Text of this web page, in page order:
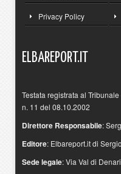
Privacy Policy
ELBAREPORT.IT
Testata registrata al
n. 11 del 08.10.2002
Direttore Responsabile:
Editore: Elbareport.it di
Sede legale: Via Val di